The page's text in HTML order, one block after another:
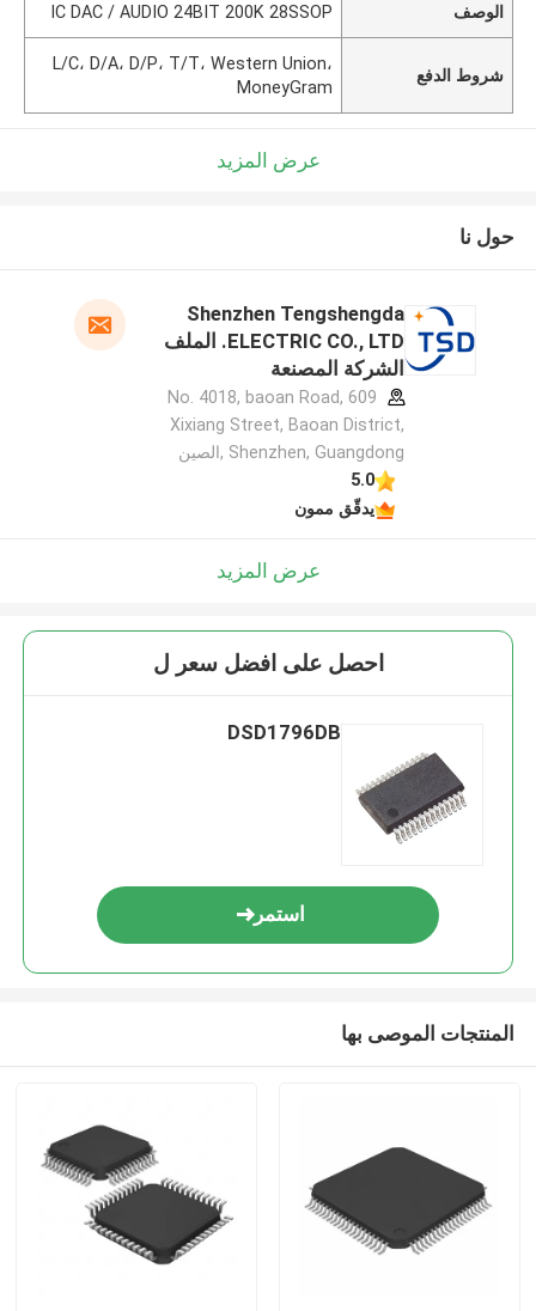
الوصف IC DAC / AUDIO 24BIT 200K 28SSOP
شروط الدفع
L/C، D/A، D/P، T/T، Western Union،
MoneyGram
عرض المزيد
حول نا
Shenzhen Tengshengda
ELECTRIC CO., LTD. الملف
الشركة المصنعة
609 No. 4018, baoan Road,
Xixiang Street, Baoan District,
Shenzhen, Guangdong ,الصين
5.0
يدقّق ممون
عرض المزيد
احصل على افضل سعر ل
DSD1796DB
استمر
المنتجات الموصى بها